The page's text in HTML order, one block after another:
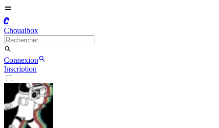
C
Choualbox
Connexion
Inscription